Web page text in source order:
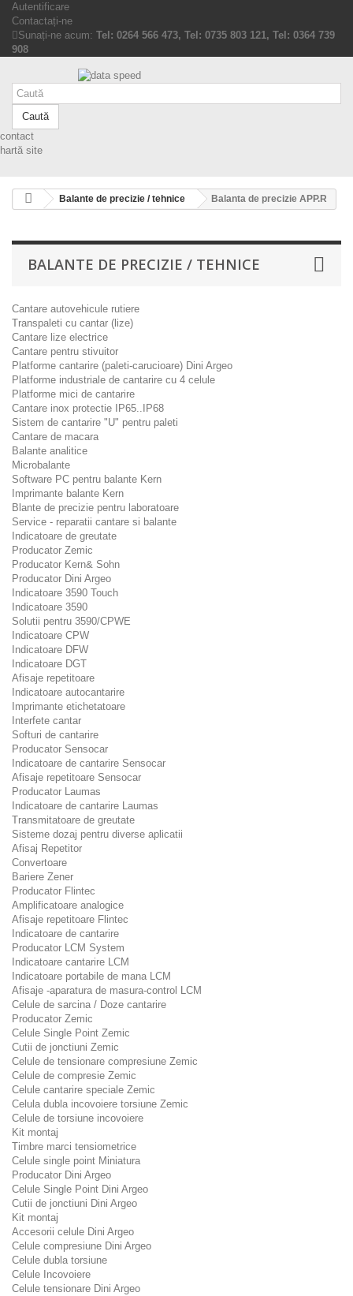
Autentificare
Contactați-ne
Sunați-ne acum: Tel: 0264 566 473, Tel: 0735 803 121, Tel: 0364 739
908
Caută
contact
hartă site
Balante de precizie / tehnice Balanta de precizie APP.R
BALANTE DE PRECIZIE / TEHNICE
Cantare autovehicule rutiere
Transpaleti cu cantar (lize)
Cantare lize electrice
Cantare pentru stivuitor
Platforme cantarire (paleti-carucioare) Dini Argeo
Platforme industriale de cantarire cu 4 celule
Platforme mici de cantarire
Cantare inox protectie IP65..IP68
Sistem de cantarire "U" pentru paleti
Cantare de macara
Balante analitice
Microbalante
Software PC pentru balante Kern
Imprimante balante Kern
Blante de precizie pentru laboratoare
Service - reparatii cantare si balante
Indicatoare de greutate
Producator Zemic
Producator Kern& Sohn
Producator Dini Argeo
Indicatoare 3590 Touch
Indicatoare 3590
Solutii pentru 3590/CPWE
Indicatoare CPW
Indicatoare DFW
Indicatoare DGT
Afisaje repetitoare
Indicatoare autocantarire
Imprimante etichetatoare
Interfete cantar
Softuri de cantarire
Producator Sensocar
Indicatoare de cantarire Sensocar
Afisaje repetitoare Sensocar
Producator Laumas
Indicatoare de cantarire Laumas
Transmitatoare de greutate
Sisteme dozaj pentru diverse aplicatii
Afisaj Repetitor
Convertoare
Bariere Zener
Producator Flintec
Amplificatoare analogice
Afisaje repetitoare Flintec
Indicatoare de cantarire
Producator LCM System
Indicatoare cantarire LCM
Indicatoare portabile de mana LCM
Afisaje -aparatura de masura-control LCM
Celule de sarcina / Doze cantarire
Producator Zemic
Celule Single Point Zemic
Cutii de jonctiuni Zemic
Celule de tensionare compresiune Zemic
Celule de compresie Zemic
Celule cantarire speciale Zemic
Celula dubla incovoiere torsiune Zemic
Celule de torsiune incovoiere
Kit montaj
Timbre marci tensiometrice
Celule single point Miniatura
Producator Dini Argeo
Celule Single Point Dini Argeo
Cutii de jonctiuni Dini Argeo
Kit montaj
Accesorii celule Dini Argeo
Celule compresiune Dini Argeo
Celule dubla torsiune
Celule Incovoiere
Celule tensionare Dini Argeo